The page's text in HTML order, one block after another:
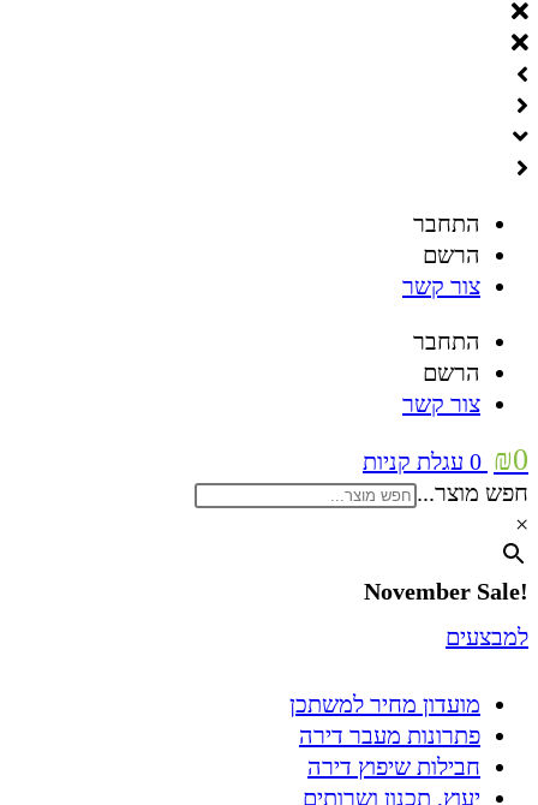
התחבר
הרשם
צור קשר
התחבר
הרשם
צור קשר
₪0
0 עגלת קניות
חפש מוצר...
×
!November Sale
למבצעים
מועדון מחיר למשתכן
פתרונות מעבר דירה
חבילות שיפוץ דירה
יעוץ, תכנון ושרותים